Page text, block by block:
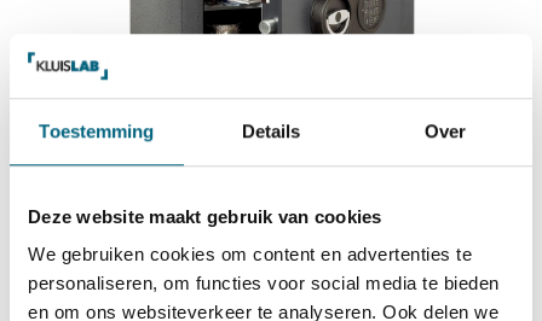
Toestemming Details Over
Deze website maakt gebruik van cookies
We gebruiken cookies om content en advertenties te
personaliseren, om functies voor social media te bieden
en om ons websiteverkeer te analyseren. Ook delen we
Chubbsafes Consul G1 40 KL
Bekijk alles Inbraakwerende Kluis
1.099,-